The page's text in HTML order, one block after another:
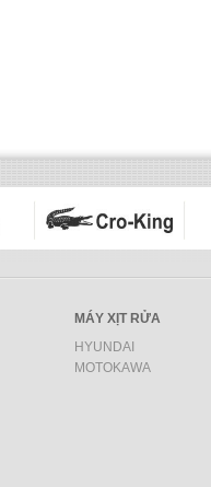
MÁY XỊT RỬA
HYUNDAI
MOTOKAWA